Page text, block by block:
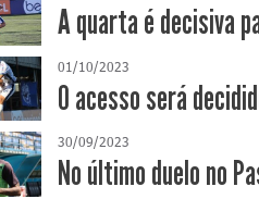
A quarta é decisiva
01/10/2023
O acesso será
30/09/2023
No último duelo no